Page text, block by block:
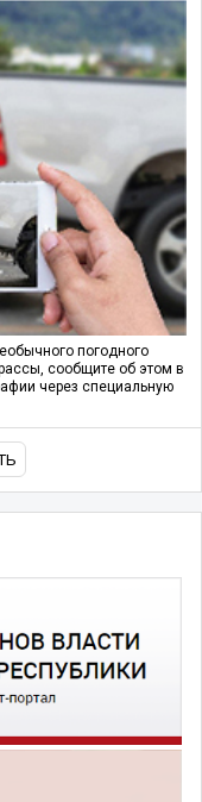
погодного
сообщите об этом в
через специальную